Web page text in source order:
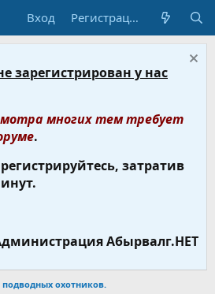
Вход Регистрация
зарегистрирован у нас
многих тем требует
.
затратив
Абырвалг.НЕТ
охотников.